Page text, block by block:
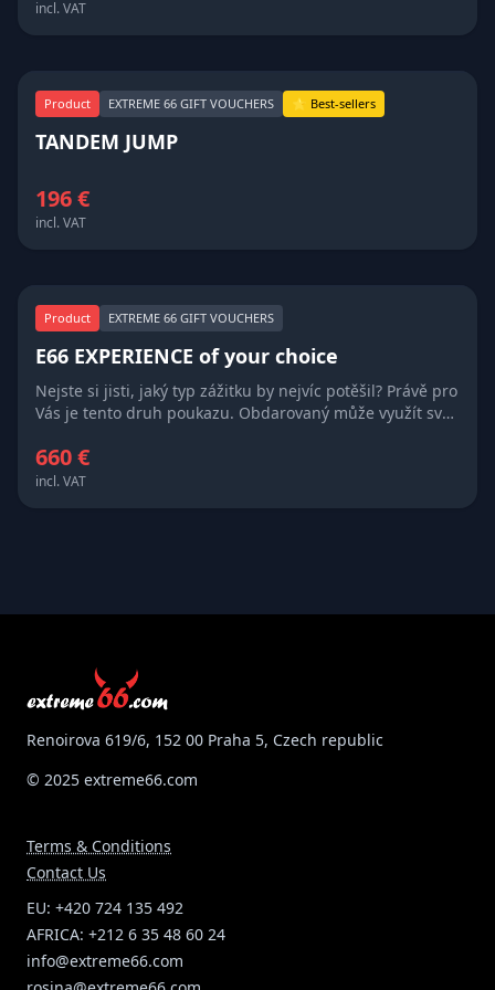
incl. VAT
Product EXTREME 66 GIFT VOUCHERS ⭐ Best-sellers
TANDEM JUMP
196 €
incl. VAT
Product EXTREME 66 GIFT VOUCHERS
E66 EXPERIENCE of your choice
Nejste si jisti, jaký typ zážitku by nejvíc potěšil? Právě pro
Vás je tento druh poukazu. Obdarovaný může využít svůj
EXTREME 66. Možno zakoupit kredit i v hodnotě dle
vašeho výběru. Not sure what type of experience would
660 €
incl. VAT
Renoirova 619/6, 152 00 Praha 5, Czech republic
© 2025 extreme66.com
Terms & Conditions
Contact Us
EU: +420 724 135 492
AFRICA: +212 6 35 48 60 24
info@extreme66.com